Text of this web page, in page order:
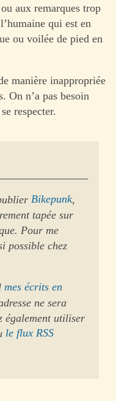
aux remarques trop
qui est en
ou voilée de pied en
manière inappropriée
On n’a pas besoin
respecter.
Bikepunk,
tapée sur
Pour me
possible chez
mes écrits en
ne sera
également utiliser
le flux RSS